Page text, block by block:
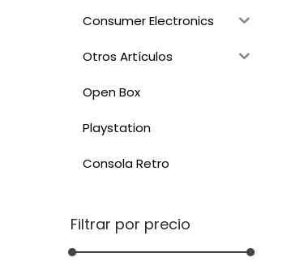
Consumer Electronics
Otros Artículos
Open Box
Playstation
Consola Retro
Filtrar por precio